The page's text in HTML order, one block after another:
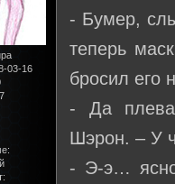
03-16
- Бумер,
теперь
бросил его
- Да
Шэрон. – У
- Э-э…